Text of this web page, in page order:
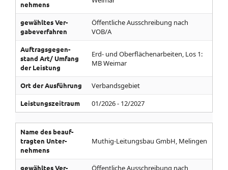
nehmens
gewähltes Ver­
gabe­ver­fahren
Öffentliche Ausschreibung nach
VOB/A
Auf­trags­gegen­
stand­ Art/­ Umfang
der Leistung
Erd- und Oberflächenarbeiten, Los 1:
MB Weimar
Ort der Aus­führung Verbandsgebiet
Leistungs­zeitraum 01/2026 - 12/2027
Name des be­auf­
tragten Unter­
nehmens
Muthig-Leitungsbau GmbH, Melingen
gewähltes Ver­
Öffentliche Ausschreibung nach